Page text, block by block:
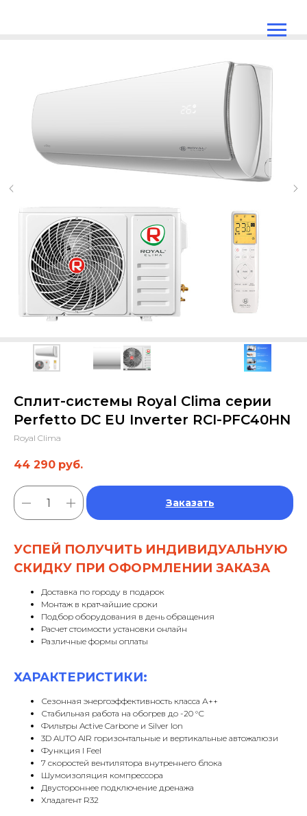
Сплит-системы Royal Clima серии
Perfetto DC EU Inverter RCI-PFC40HN
Royal Clima
44 290 руб.
Заказать
УСПЕЙ ПОЛУЧИТЬ ИНДИВИДУАЛЬНУЮ
СКИДКУ ПРИ ОФОРМЛЕНИИ ЗАКАЗА
Доставка по городу в подарок
Монтаж в кратчайшие сроки
Подбор оборудования в день обращения
Расчет стоимости установки онлайн
Различные формы оплаты
ХАРАКТЕРИСТИКИ:
Сезонная энергоэффективность класса А++
Стабильная работа на обогрев до -20 °С
Фильтры Active Carbone и Silver Ion
3D AUTO AIR горизонтальные и вертикальные автожалюзи
Функция I Feel
7 скоростей вентилятора внутреннего блока
Шумоизоляция компрессора
Двустороннее подключение дренажа
Хладагент R32